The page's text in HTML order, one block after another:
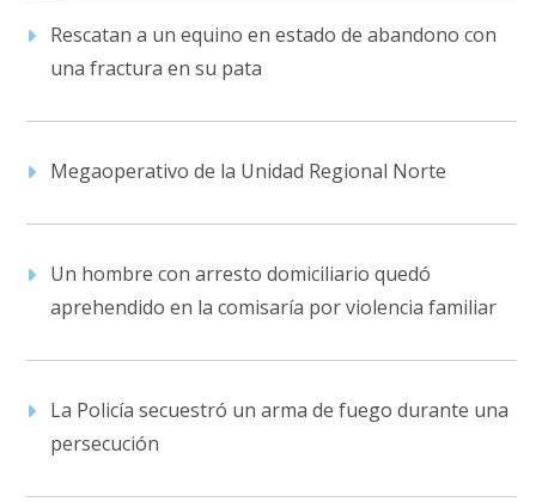
Rescatan a un equino en estado de abandono con
una fractura en su pata
Megaoperativo de la Unidad Regional Norte
Un hombre con arresto domiciliario quedó
aprehendido en la comisaría por violencia familiar
La Policía secuestró un arma de fuego durante una
persecución